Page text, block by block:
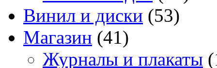
Винил и диски (53)
Магазин (41)
Журналы и плакаты